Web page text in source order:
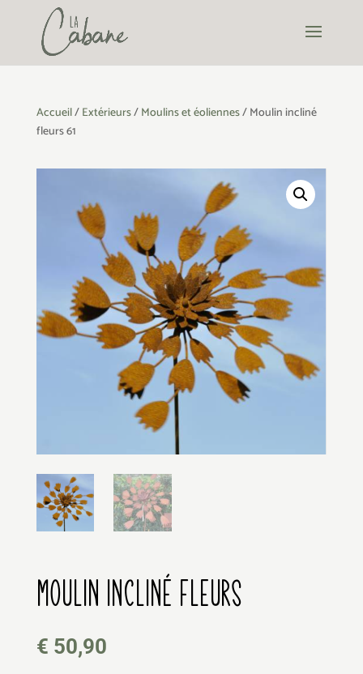
Accueil/Extérieurs/Moulins et éoliennes/ Moulin incliné
fleurs 61
MOULIN INCLINÉ FLEURS 61
€ 50,90